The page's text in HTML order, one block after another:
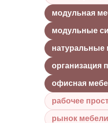
модульная
модульные
натуральные
организация
офисная
рабочее
рынок мебели